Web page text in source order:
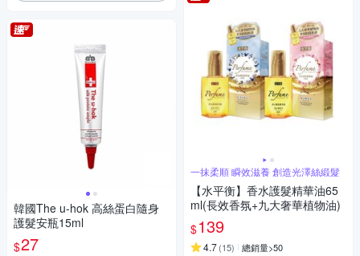
韓國The u-hok 高絲蛋白隨身
護髮安瓶15ml
$27
一抹柔順 瞬效滋養 創造光澤絲緞髮
【水平衡】香水護髮精華油65
ml(長效香氛+九大奢華植物油)
$139
4.7(15) 總銷量>50